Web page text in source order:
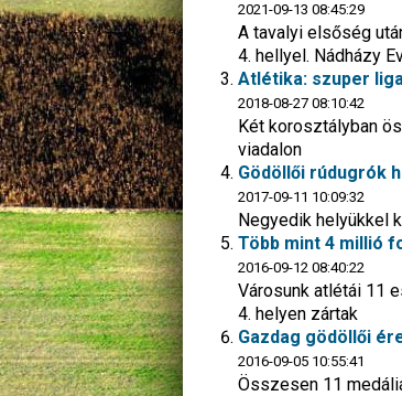
2021-09-13 08:45:29
A tavalyi elsőség
4. hellyel. Nádházy
Atlétika: szuper
2018-08-27 08:10:42
Két korosztályban
viadalon
Gödöllői rúdugrók
2017-09-11 10:09:32
Negyedik helyükkel
Több mint 4 millió
2016-09-12 08:40:22
Városunk atlétái 11
4. helyen zártak
Gazdag gödöllői
2016-09-05 10:55:41
Összesen 11